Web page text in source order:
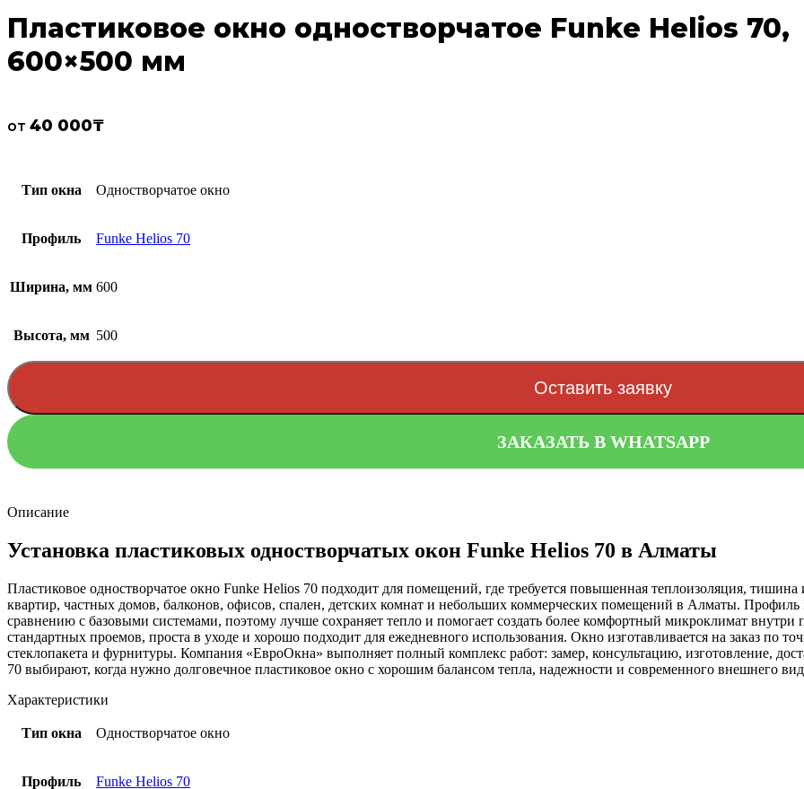
Пластиковое окно одностворчатое Funke Helios 70,
600×500 мм
от 40 000₸
Тип окна Одностворчатое окно
Профиль Funke Helios 70
Ширина, мм 600
Высота, мм 500
Оставить заявку
ЗАКАЗАТЬ В WHATSAPP
Описание
Установка пластиковых одностворчатых окон Funke Helios 70 в Алматы
Пластиковое одностворчатое окно Funke Helios 70 подходит для помещений, где требуется повышенная теплоизоляция,
квартир, частных домов, балконов, офисов, спален, детских комнат и небольших коммерческих помещений в Алматы.
сравнению с базовыми системами, поэтому лучше сохраняет тепло и помогает создать более комфортный микроклимат
стандартных проемов, проста в уходе и хорошо подходит для ежедневного использования. Окно изготавливается на заказ по
стеклопакета и фурнитуры. Компания «ЕвроОкна» выполняет полный комплекс работ: замер, консультацию, изготовление,
70 выбирают, когда нужно долговечное пластиковое окно с хорошим балансом тепла, надежности и современного внешнего
Характеристики
Тип окна Одностворчатое окно
Профиль Funke Helios 70